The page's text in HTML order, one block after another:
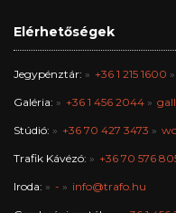
Elérhetőségek
Jegypénztár: +36 1 215 1600
Galéria: +36 1 456 2044
Stúdió: +36 70 427 3473
Trafik Kávézó: +36 70 576
Iroda: - info@trafo.hu